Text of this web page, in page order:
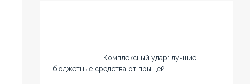
Комплексный удар: лучшие
бюджетные средства от прыщей